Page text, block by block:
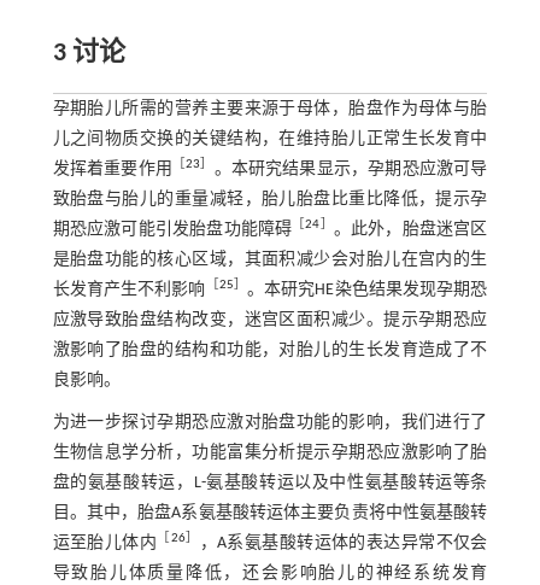
3 讨论
孕期胎儿所需的营养主要来源于母体，胎盘作为母体与胎
儿之间物质交换的关键结构，在维持胎儿正常生长发育中
发挥着重要作用
［23
。本研究结果显示，孕期恐应激可导
致胎盘与胎儿的重量减轻，胎儿胎盘比重比降低，提示孕
期恐应激可能引发胎盘功能障碍 ［24
。此外，胎盘迷宫区
是胎盘功能的核心区域，其面积减少会对胎儿在宫内的生
长发育产生不利影响
25
。本研究HE染色结果发现孕期恐
应激导致胎盘结构改变，迷宫区面积减少。提示孕期恐应
激影响了胎盘的结构和功能，对胎儿的生长发育造成了不
良影响。
为进一步探讨孕期恐应激对胎盘功能的影响，我们进行了
生物信息学分析，功能富集分析提示孕期恐应激影响了胎
盘的氨基酸转运，L-氨基酸转运以及中性氨基酸转运等条
目。其中，胎盘A系氨基酸转运体主要负责将中性氨基酸转
运至胎儿体内
26］
，A系氨基酸转运体的表达异常不仅会
导致胎儿体质量降低，还会影响胎儿的神经系统发育